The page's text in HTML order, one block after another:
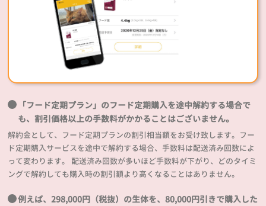
「フード定期プラン」のフード定期購入を途中解約する場合で
も、割引価格以上の手数料がかかることはございません。
解約金として、フード定期プランの割引相当額をお受け致します。フー
ド定期購入サービスを途中で解約する場合、手数料は配送済み回数によ
って変わります。 配送済み回数が多いほど手数料が下がり、どのタイミ
ングで解約しても購入時の割引額より高くなることはありません。
例えば、298,000円（税抜）の生体を、80,000円引きで購入した